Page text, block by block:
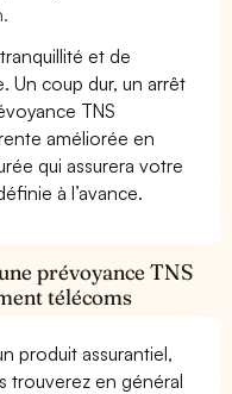
et de
Un coup dur, un arrêt
TNS
améliorée en
qui assurera votre
à l’avance.
prévoyance TNS
télécoms
produit assurantiel,
trouverez en général